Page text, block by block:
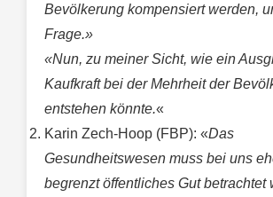
Bevölkerung kompensiert werden,
Frage.»
«Nun, zu meiner Sicht, wie ein
Kaufkraft bei der Mehrheit der
entstehen könnte.«
Karin Zech-Hoop (FBP): «Das
Gesundheitswesen muss bei uns
begrenzt öffentliches Gut betrachtet